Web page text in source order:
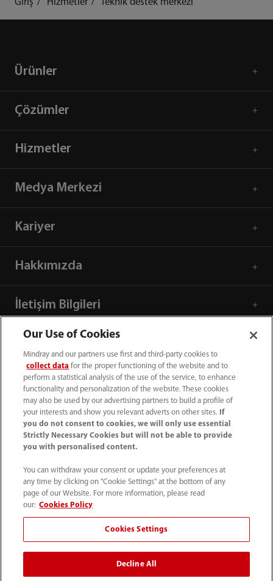
Giriş Hizmetler Teknik destek merkezi
Ürünler
Çözümler
Hizmetler
Medya Merkezi
Kariyer
Hakkımızda
İletişim Bilgileri
+90 212 482 0877
info.tr@mindray.com
Kullanım hükümleri
© 2026 Shenzhen Mindray Bio-Medical Electronics Co.,
Our Use of Cookies
Mindray and our partners use first and third-party cookies to
collect data for the proper functioning of the website and to
perform a statistical analysis of the use of the service, to enhance
functionality and personalization of the website. These cookies
may also be used by our advertising partners to build a profile of
your interests and show you relevant adverts on other sites.
If
you do not consent to cookies, we will only use essential
Strictly Necessary Cookies but will not be able to provide
you with personalised content.
You can withdraw your consent or update your preferences at
any time by clicking on "Cookie Settings" at the bottom of any
page of our Website. For more information, please read
our: Cookies Policy
Cookies Settings
Decline All